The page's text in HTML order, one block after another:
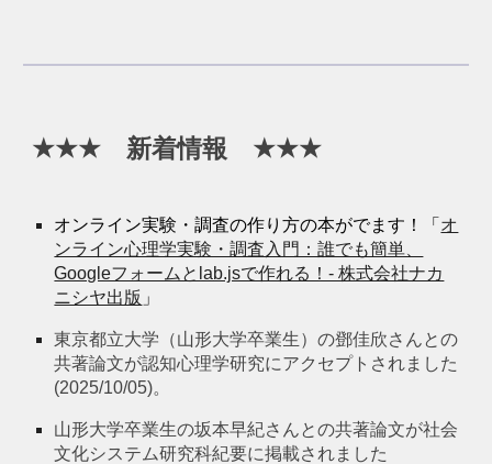
★★★ 新着情報 ★★★
オンライン実験・調査の作り方の本がでます！「 オ
ンライン心理学実験・調査入門：誰でも簡単、
Googleフォームとlab.jsで作れる！- 株式会社ナカ
ニシヤ出版 」
東京都立大学（山形大学卒業生）の鄧佳欣さんとの
共著論文が認知心理学研究にアクセプトされました
(2025/10/05)。
山形大学卒業生の坂本早紀さんとの共著論文が社会
文化システム研究科紀要に掲載されました